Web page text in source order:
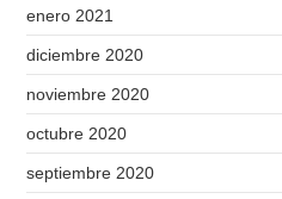
enero 2021
diciembre 2020
noviembre 2020
octubre 2020
septiembre 2020